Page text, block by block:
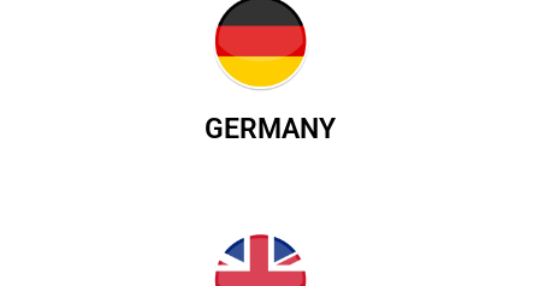
GERMANY